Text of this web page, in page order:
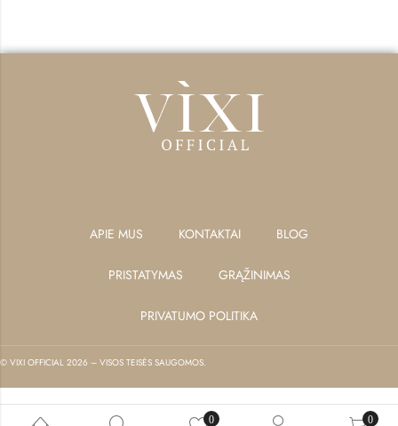
APIE MUS KONTAKTAI BLOG
PRISTATYMAS GRĄŽINIMAS
PRIVATUMO POLITIKA
© VIXI OFFICIAL 2026 – VISOS TEISĖS SAUGOMOS.
0 0